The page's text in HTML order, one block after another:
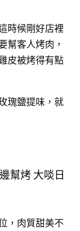
時候剛好店裡
幫客人烤肉，
皮被烤得有點
瑰鹽提味，就
，肉質甜美不